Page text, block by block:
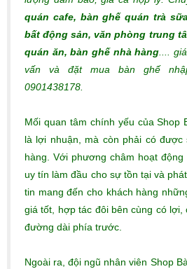
quán cafe, bàn ghế quán trà
bất động sản, văn phòng trung
quán ăn, bàn ghế nhà hàng ....
vấn và đặt mua bàn ghế
0901438178.
Mối quan tâm chính yếu của Shop
là lợi nhuận, mà còn phải có
hàng. Với phương châm hoạt động
uy tín làm đầu cho sự tồn tại và
tin mang đến cho khách hàng
giá tốt, hợp tác đôi bên cùng có lợi,
đường dài phía trước.
Ngoài ra, đội ngũ nhân viên Shop